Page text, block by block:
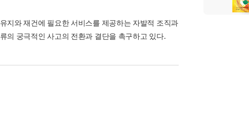
지와 재건에 필요한 서비스를 제공하는 자발적 조직과
의 궁극적인 사고의 전환과 결단을 촉구하고 있다.